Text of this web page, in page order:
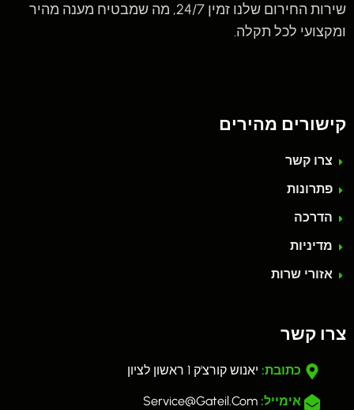
שירות החירום שלנו זמין 24/7, מה שמבטיח מענה מהיר
ומקצועי לכל תקלה.
קישורים מהירים
צרו קשר
פתרונות
הדרכה
מדיניות
אזורי שרות
צרו קשר
כתובת: יאנוש קורצ'ק 1 ראשון לציון
אימייל: